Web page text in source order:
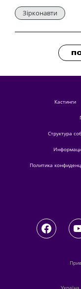
Зірконавти
кастинги
Структура
Политика